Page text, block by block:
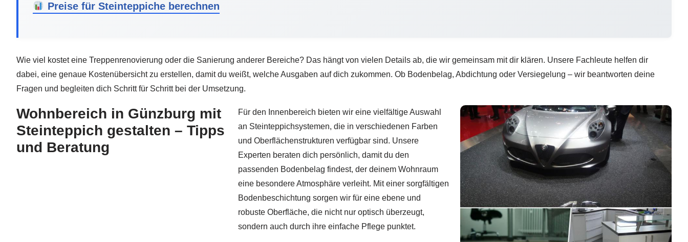
Preise für Steinteppiche berechnen
Wie viel kostet eine Treppenrenovierung oder die Sanierung anderer Bereiche? Das hängt von vielen Details ab, die wir gemeinsam mit dir klären. Unsere Fachleute helfen dir
dabei, eine genaue Kostenübersicht zu erstellen, damit du weißt, welche Ausgaben auf dich zukommen. Ob Bodenbelag, Abdichtung oder Versiegelung – wir beantworten deine
Fragen und begleiten dich Schritt für Schritt bei der Umsetzung.
Wohnbereich in Günzburg mit
Steinteppich gestalten – Tipps
und Beratung
Für den Innenbereich bieten wir eine vielfältige Auswahl
an Steinteppichsystemen, die in verschiedenen Farben
und Oberflächenstrukturen verfügbar sind. Unsere
Experten beraten dich persönlich, damit du den
passenden Bodenbelag findest, der deinem Wohnraum
eine besondere Atmosphäre verleiht. Mit einer sorgfältigen
Bodenbeschichtung sorgen wir für eine ebene und
robuste Oberfläche, die nicht nur optisch überzeugt,
sondern auch durch ihre einfache Pflege punktet.